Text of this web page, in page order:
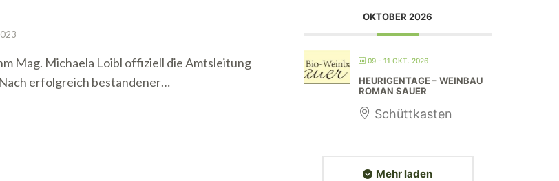
Mag. Michaela Loibl offiziell die Amtsleitung
erfolgreich bestandener…
OKTOBER 2026
09 - 11 OKT. 2026
HEURIGENTAGE – WEINBAU
ROMAN SAUER
Schüttkasten
Mehr laden